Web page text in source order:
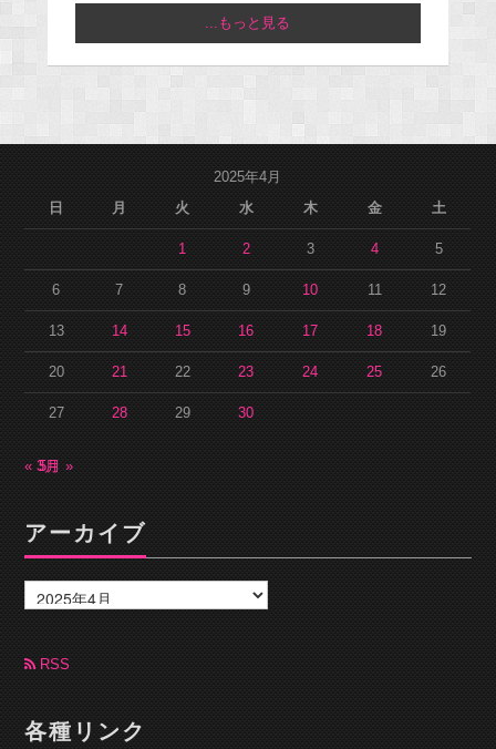
...もっと見る
2025年4月
日
月 火 水 木 金 土
1 2 3 4 5
6 7 8 9 10 11 12
13 14 15 16 17 18 19
20 21 22 23 24 25 26
27 28 29 30
« 3月5月 »
アーカイブ
ー
カ
ブ RSS
各種リンク